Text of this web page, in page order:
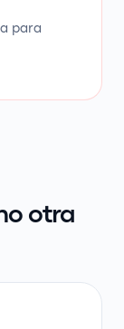
para
otra